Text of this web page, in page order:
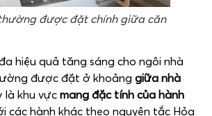
được đặt chính giữa căn
hiệu quả tăng sáng cho ngôi nhà
được đặt ở khoảng giữa nhà
là khu vực mang đặc tính của hành
các hành khác theo nguyên tắc Hỏa